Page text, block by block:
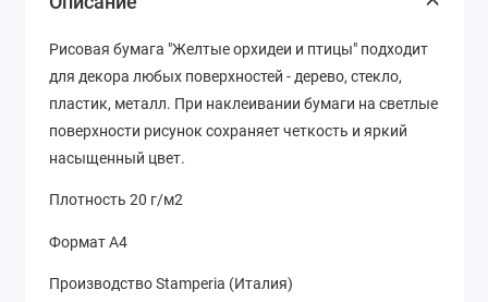
Рисовая бумага "Желтые орхидеи и птицы" подходит
для декора любых поверхностей - дерево, стекло,
пластик, металл. При наклеивании бумаги на светлые
поверхности рисунок сохраняет четкость и яркий
насыщенный цвет.
Плотность 20 г/м2
Формат А4
Производство Stamperia (Италия)